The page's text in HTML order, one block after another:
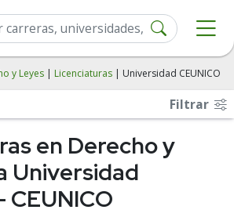
y Leyes | Licenciaturas | Universidad CEUNICO
Filtrar
en Derecho y
Universidad
CEUNICO